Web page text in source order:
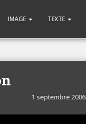
IMAGE TEXTE
1 septembre 2006